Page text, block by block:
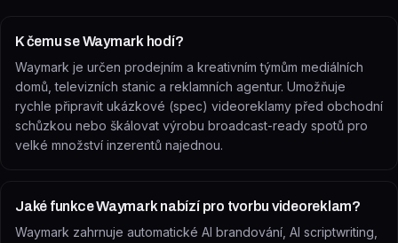
K čemu se Waymark hodí?
Waymark je určen prodejním a kreativním týmům mediálních
domů, televizních stanic a reklamních agentur. Umožňuje
rychle připravit ukázkové (spec) videoreklamy před obchodní
schůzkou nebo škálovat výrobu broadcast-ready spotů pro
velké množství inzerentů najednou.
Jaké funkce Waymark nabízí pro tvorbu videoreklam?
Waymark zahrnuje automatické AI brandování, AI scriptwriting,